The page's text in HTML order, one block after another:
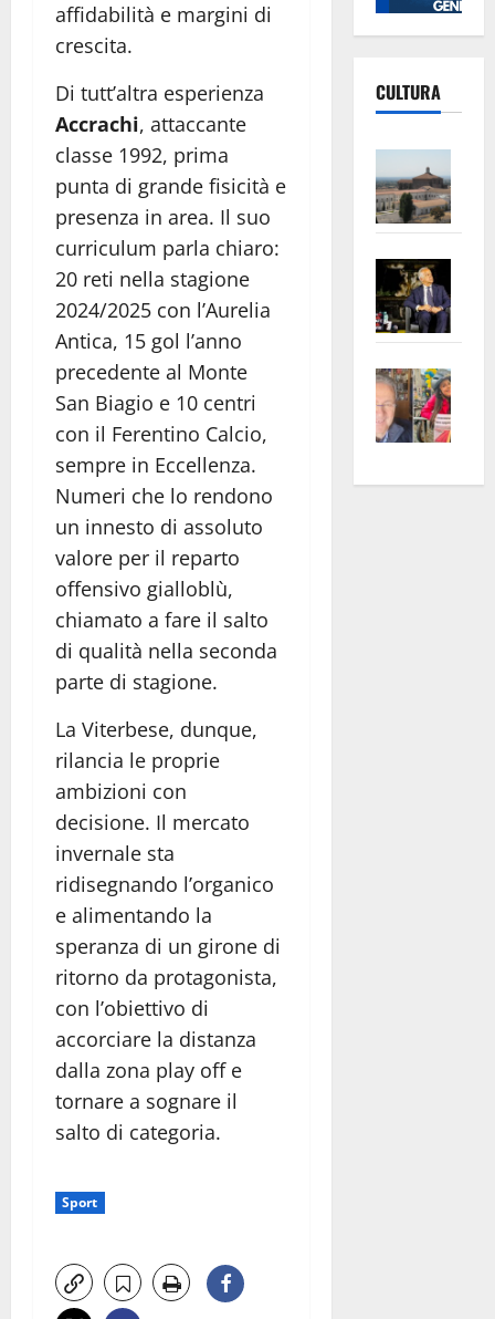
affidabilità e margini di
crescita.
Di tutt’altra esperienza
Accrachi, attaccante
classe 1992, prima
punta di grande fisicità e
presenza in area. Il suo
curriculum parla chiaro:
20 reti nella stagione
2024/2025 con l’Aurelia
Antica, 15 gol l’anno
precedente al Monte
San Biagio e 10 centri
con il Ferentino Calcio,
sempre in Eccellenza.
Numeri che lo rendono
un innesto di assoluto
valore per il reparto
offensivo gialloblù,
chiamato a fare il salto
di qualità nella seconda
parte di stagione.
La Viterbese, dunque,
rilancia le proprie
ambizioni con
decisione. Il mercato
invernale sta
ridisegnando l’organico
e alimentando la
speranza di un girone di
ritorno da protagonista,
con l’obiettivo di
accorciare la distanza
dalla zona play off e
tornare a sognare il
salto di categoria.
Sport
CULTURA
euro
apre